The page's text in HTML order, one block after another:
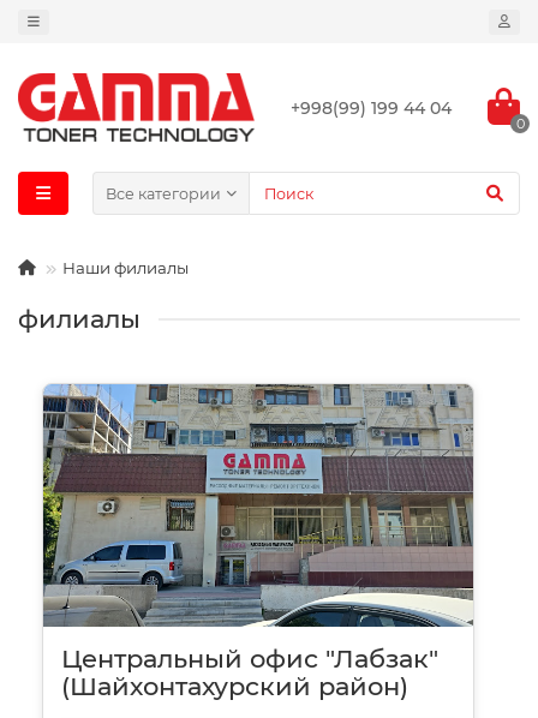
+998(99) 199 44 04
0
Все категории
Наши филиалы
филиалы
Центральный офис "Лабзак"
(Шайхонтахурский район)